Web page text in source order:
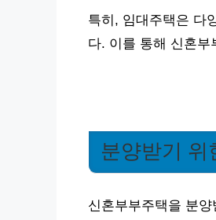
특히, 임대주택은 다
다. 이를 통해 신혼부
분양받기 위
신혼부부주택을 분